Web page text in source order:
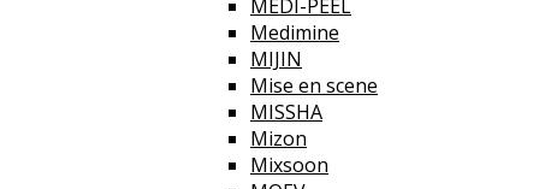
MEDI-PEEL
Medimine
MIJIN
Mise en scene
MISSHA
Mizon
Mixsoon